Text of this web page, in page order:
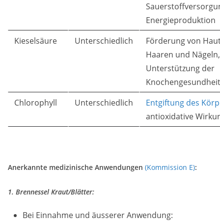
Energieproduktion
Kieselsäure
Unterschiedlich
Förderung von
Haaren und Nägeln,
Unterstützung der
Knochengesundheit
Chlorophyll
Unterschiedlich
Entgiftung des
antioxidative
Anerkannte medizinische Anwendungen (Kommission E):
1. Brennessel Kraut/Blätter:
Bei Einnahme und äusserer Anwendung: